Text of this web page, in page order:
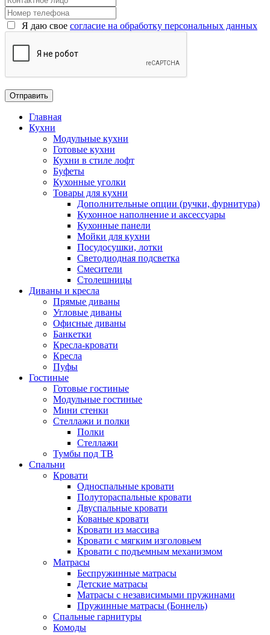
Я даю свое согласие на обработку персональных данных
Главная
Кухни
Модульные кухни
Готовые кухни
Кухни в стиле лофт
Буфеты
Кухонные уголки
Товары для кухни
Дополнительные опции (ручки, фурнитура)
Кухонное наполнение и аксессуары
Кухонные панели
Мойки для кухни
Посудосушки, лотки
Светодиодная подсветка
Смесители
Столешницы
Диваны и кресла
Прямые диваны
Угловые диваны
Офисные диваны
Банкетки
Кресла-кровати
Кресла
Пуфы
Гостиные
Готовые гостиные
Модульные гостиные
Мини стенки
Стеллажи и полки
Полки
Стеллажи
Тумбы под ТВ
Спальни
Кровати
Односпальные кровати
Полутораспальные кровати
Двуспальные кровати
Кованые кровати
Кровати из массива
Кровати с мягким изголовьем
Кровати с подъемным механизмом
Матрасы
Беспружинные матрасы
Детские матрасы
Матрасы с независимыми пружинами
Пружинные матрасы (Боннель)
Спальные гарнитуры
Комоды